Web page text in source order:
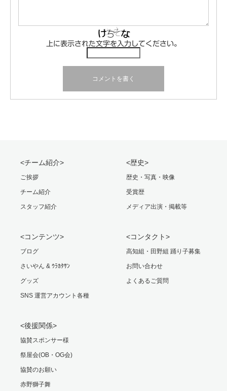
上に表示された文字を入力してください。
<チーム紹介>
ご挨拶
チーム紹介
スタッフ紹介
<歴史>
歴史・写真・映像
受賞歴
メディア出演・掲載等
<コンテンツ>
ブログ
さいやん & ｳﾗｶﾀｻﾝ
グッズ
SNS 運営アカウント各種
<コンタクト>
高知組・田野組 踊り子募集
お問い合わせ
よくあるご質問
<後援関係>
協賛スポンサー様
祭屋会(OB・OG会)
協賛のお願い
赤野獅子舞